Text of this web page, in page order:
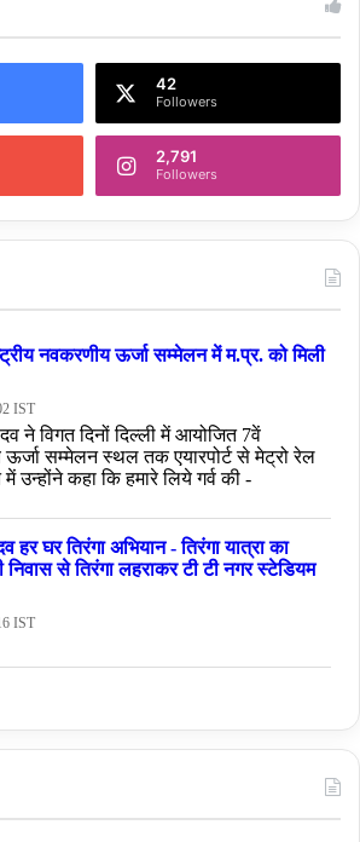
42
Followers
2,791
Followers